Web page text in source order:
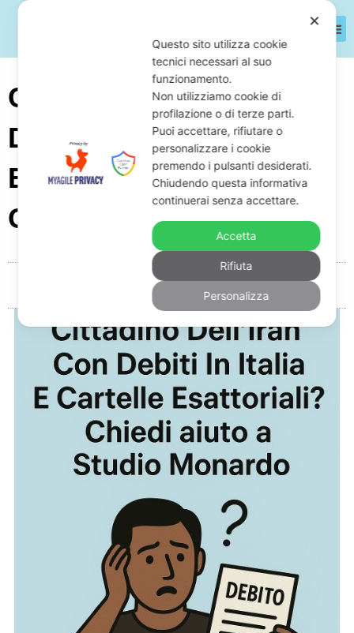
Cittadino Dell’Iran Con
Debiti In Italia E Cartelle
Esattoriali: Cosa Fare E
Come Difendersi
05:11
✕
Questo sito utilizza cookie
tecnici necessari al suo
funzionamento.
Non utilizziamo cookie di
profilazione o di terze parti.
Puoi accettare, rifiutare o
personalizzare i cookie
premendo i pulsanti desiderati.
Chiudendo questa informativa
continuerai senza accettare.
Accetta
Rifiuta
Personalizza